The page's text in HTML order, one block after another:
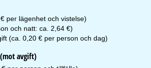
per lägenhet och vistelse)
och natt: ca. 2,64 €)
(ca. 0,20 € per person och dag)
avgift)